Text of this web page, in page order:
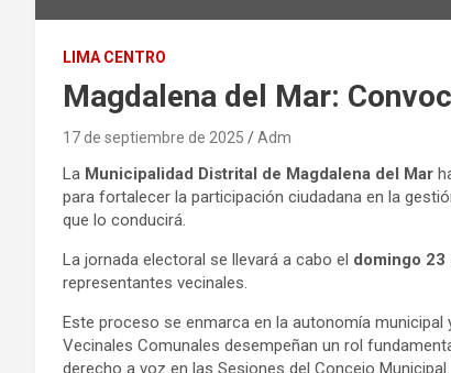
LIMA CENTRO
Magdalena del Mar:
17 de septiembre de 2025 Adm
La Municipalidad Distrital de Magdalena del Mar
para fortalecer la participación ciudadana en la
que lo conducirá.
La jornada electoral se llevará a cabo el domingo 23
representantes vecinales.
Este proceso se enmarca en la autonomía municipal
Vecinales Comunales desempeñan un rol
derecho a voz en las Sesiones del Concejo Municipal.